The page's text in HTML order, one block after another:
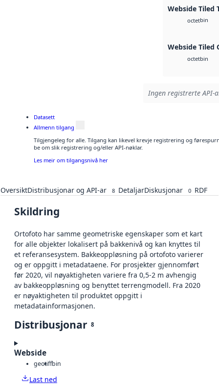
Webside Tiled
octetbin
Webside Tiled
octetbin
Ingen registrerte
Datasett
Allmenn tilgang
Tilgjengeleg for alle. Tilgang kan likevel krevje registrering og
be om slik registrering og/eller API-nøklar.
Les meir om tilgangsnivå her
OversiktDistribusjonar og API-ar 8 DetaljarDiskusjonar 0 RDF
Skildring
Ortofoto har samme geometriske egenskaper som et kart
for alle objekter lokalisert på bakkenivå og kan knyttes til
et referansesystem. Bakkeoppløsning på ortofoto varierer
og er oppgitt i metadataene. For prosjekter gjennomført
før 2020, vil nøyaktigheten variere fra 0,5-2 m avhengig
av bakkeoppløsning og benyttet terrengmodell. Fra 2020
er nøyaktigheten til produktet oppgitt i
metadatainformasjonen.
Distribusjonar 8
Webside
geotiffbin
Last ned